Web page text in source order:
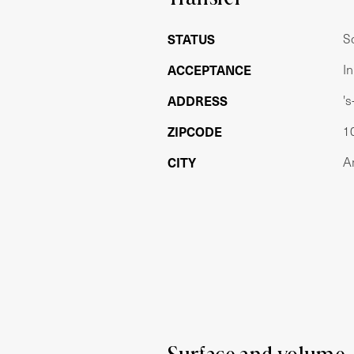
woonkeuken gesitueerd. Aan de
Zuidwesten gelegen.
De eikenhouten keuken met bar is op
pits Boretti fornuis, een vaatwasser
Eerste verdieping: ruime overloop
voorzijde een ruime slaapkamer met
deels voorzien van wit/groen
tweede slaapkamer aan de
separaat toilet.
STATUS
ACCEPTANCE
ADDRESS
ZIPCODE
CITY